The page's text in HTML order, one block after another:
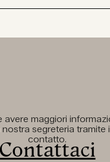
avere maggiori
segreteria tramite
contatto.
Contattaci